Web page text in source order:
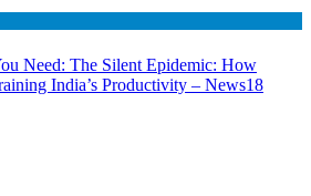
Need: The Silent Epidemic: How
India’s Productivity – News18